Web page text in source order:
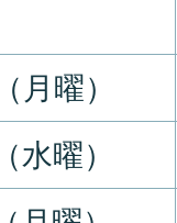
月曜）
水曜）